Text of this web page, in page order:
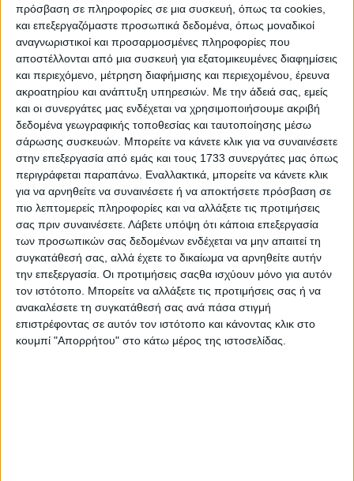
πρόσβαση σε πληροφορίες σε μια συσκευή, όπως τα cookies,
και επεξεργαζόμαστε προσωπικά δεδομένα, όπως μοναδικοί
αναγνωριστικοί και προσαρμοσμένες πληροφορίες που
αποστέλλονται από μια συσκευή για εξατομικευμένες διαφημίσεις
και περιεχόμενο, μέτρηση διαφήμισης και περιεχομένου, έρευνα
ακροατηρίου και ανάπτυξη υπηρεσιών. Με την άδειά σας, εμείς
και οι συνεργάτες μας ενδέχεται να χρησιμοποιήσουμε ακριβή
δεδομένα γεωγραφικής τοποθεσίας και ταυτοποίησης μέσω
σάρωσης συσκευών. Μπορείτε να κάνετε κλικ για να συναινέσετε
στην επεξεργασία από εμάς και τους 1733 συνεργάτες μας όπως
περιγράφεται παραπάνω. Εναλλακτικά, μπορείτε να κάνετε κλικ
για να αρνηθείτε να συναινέσετε ή να αποκτήσετε πρόσβαση σε
πιο λεπτομερείς πληροφορίες και να αλλάξετε τις προτιμήσεις
σας πριν συναινέσετε. Λάβετε υπόψη ότι κάποια επεξεργασία
των προσωπικών σας δεδομένων ενδέχεται να μην απαιτεί τη
συγκατάθεσή σας, αλλά έχετε το δικαίωμα να αρνηθείτε αυτήν
την επεξεργασία. Οι προτιμήσεις σαςθα ισχύουν μόνο για αυτόν
τον ιστότοπο. Μπορείτε να αλλάξετε τις προτιμήσεις σας ή να
ανακαλέσετε τη συγκατάθεσή σας ανά πάσα στιγμή
επιστρέφοντας σε αυτόν τον ιστότοπο και κάνοντας κλικ στο
κουμπί "Απορρήτου" στο κάτω μέρος της ιστοσελίδας.